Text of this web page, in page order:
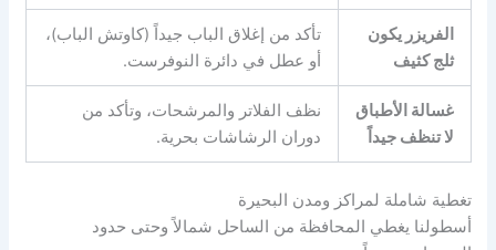
الفريزر يكون
ثلج كثيف
تأكد من إغلاق الباب جيداً (كاوتش الباب)،
أو عطل في دائرة النوفرست.
غسالة الأطباق
لا تنظف جيداً
نظف الفلاتر والمرشحات، وتأكد من
دوران الرشاشات بحرية.
تغطية شاملة لمراكز ومدن البحيرة
أسطولنا يغطي المحافظة من الساحل شمالاً وحتى حدود